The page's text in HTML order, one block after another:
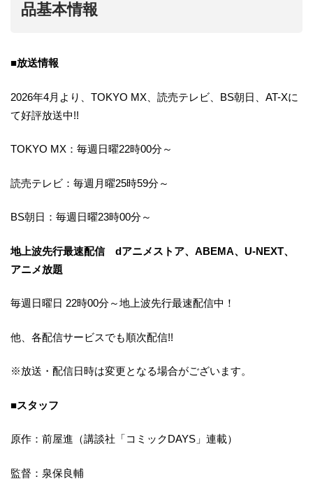
品基本情報
■放送情報
2026年4月より、TOKYO MX、読売テレビ、BS朝日、AT-Xに
て好評放送中!!
TOKYO MX：毎週日曜22時00分～
読売テレビ：毎週月曜25時59分～
BS朝日：毎週日曜23時00分～
地上波先行最速配信 dアニメストア、ABEMA、U-NEXT、
アニメ放題
毎週日曜日 22時00分～地上波先行最速配信中！
他、各配信サービスでも順次配信!!
※放送・配信日時は変更となる場合がございます。
■スタッフ
原作：前屋進（講談社「コミックDAYS」連載）
監督：泉保良輔